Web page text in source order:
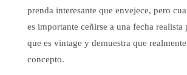
prenda interesante que envejece, pero
es importante ceñirse a una fecha realista
que es vintage y demuestra que
concepto.